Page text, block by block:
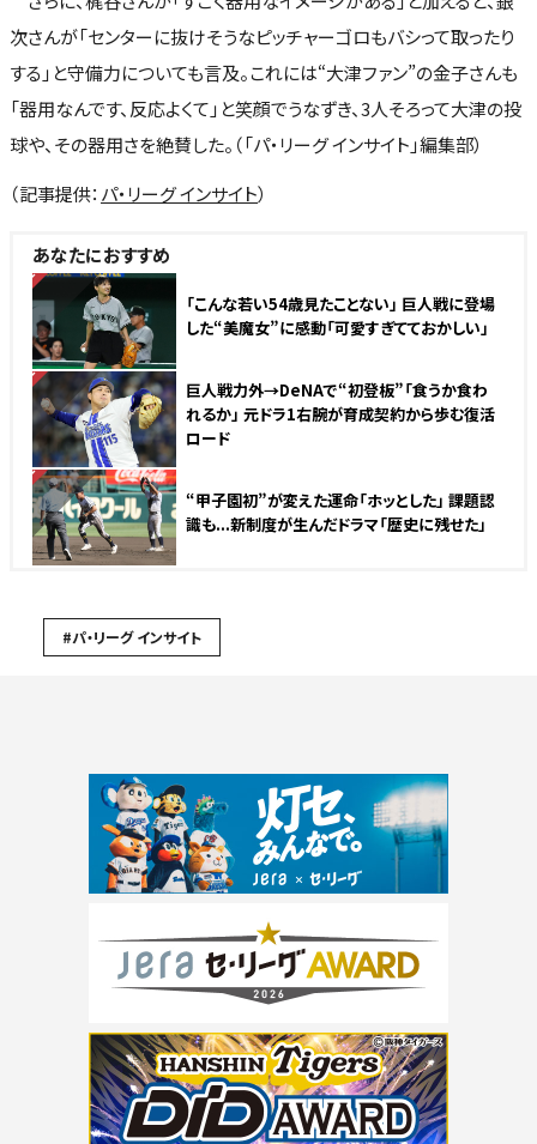
次さんが「センターに抜けそうなピッチャーゴロもバシって取ったり
する」と守備力についても言及。これには“大津ファン”の金子さんも
「器用なんです、反応よくて」と笑顔でうなずき、3人そろって大津の投
球や、その器用さを絶賛した。（「パ・リーグ インサイト」編集部）
（記事提供： パ・リーグ インサイト）
あなたにおすすめ
NEW
「こんな若い54歳見たことない」 巨人戦に登場
した“美魔女”に感動「可愛すぎてておかしい」
NEW
巨人戦力外→DeNAで“初登板”「食うか食わ
れるか」 元ドラ1右腕が育成契約から歩む復活
ロード
NEW
“甲子園初”が変えた運命「ホッとした」 課題認
識も...新制度が生んだドラマ「歴史に残せた」
#パ・リーグ インサイト